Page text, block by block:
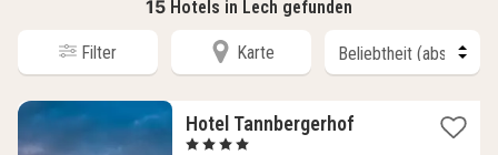
15 Hotels in Lech gefunden
Filter Karte
Hotel Tannbergerhof1
, 4 Sterne